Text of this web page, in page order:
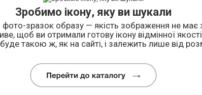
Зробимо ікону, яку ви шукали
фото-зразок образу — якість зображення не має
щоб ви отримали готову ікону відмінної
такою ж, як на сайті, і залежить лише від